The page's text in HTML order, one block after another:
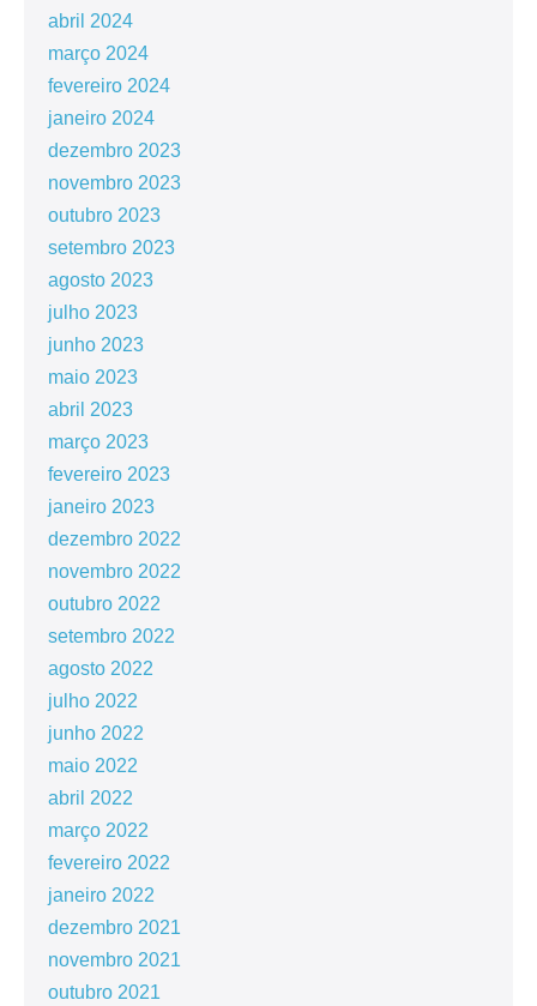
abril 2024
março 2024
fevereiro 2024
janeiro 2024
dezembro 2023
novembro 2023
outubro 2023
setembro 2023
agosto 2023
julho 2023
junho 2023
maio 2023
abril 2023
março 2023
fevereiro 2023
janeiro 2023
dezembro 2022
novembro 2022
outubro 2022
setembro 2022
agosto 2022
julho 2022
junho 2022
maio 2022
abril 2022
março 2022
fevereiro 2022
janeiro 2022
dezembro 2021
novembro 2021
outubro 2021